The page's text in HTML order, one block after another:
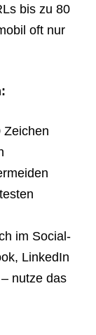
bis zu 80
oft nur
Zeichen
im Social-
LinkedIn
nutze das